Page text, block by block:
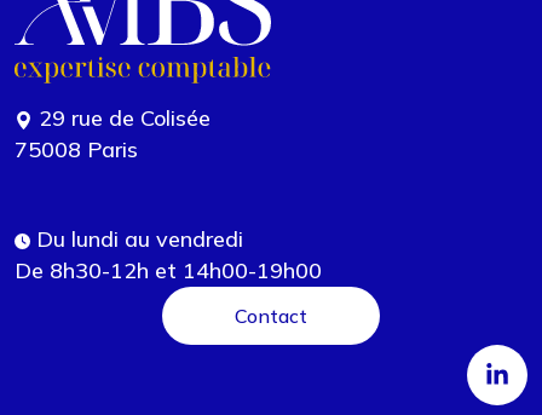
29 rue de Colisée
75008 Paris
Du lundi au vendredi
De 8h30-12h et 14h00-19h00
Contact